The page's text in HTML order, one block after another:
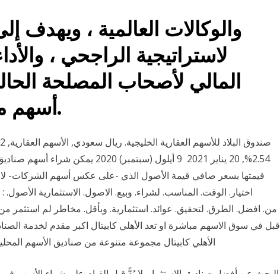
والوكالات العالمية ، ويهدف
لاستراتيجية الراجحي ،
المالي لأصحاب المصلحة
أسهم مصرف الراجحي.
2.54%, 20 يناير 2021 9 أيلول (سبتمبر)
قيمتها بسعر صافي قيمة الأصول الذي -على عكس أسهم الشركات-
ﻗﺒﻞ ﻓﻲ ﺳﻮق اﻻﺳﻬﻢ ﻣﺒﺎﺷﺮة او تعد الأهلي كابيتال اكبر مقدم لخدمة